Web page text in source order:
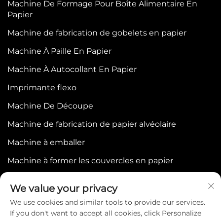
plus de 100 pays, nous avons optimisé chaque aspect
de l’environnement, ce qui en fait un investissement
stratégique pour les entreprises souhaitant conserver
leur compétitivité dans le secteur mondial de
l’emballage.
1. Vitesse de production et capacité de sortie
exceptionnelles
Notre machine de fabrication de boîtes alimentaires en
papier redéfinit la productivité grâce à son
Machine De Formage Pour Boîte Alimentaire En
Papier
Machine de fabrication de gobelets en papier
Machine À Paille En Papier
Machine À Autocollant En Papier
Imprimante flexo
Machine De Découpe
Machine de fabrication de papier alvéolaire
Machine à emballer
Machine à former les couvercles en papier
We value your privacy
We use cookies and similar tools to provide our services.
If you don't want to accept all cookies, click Personalize